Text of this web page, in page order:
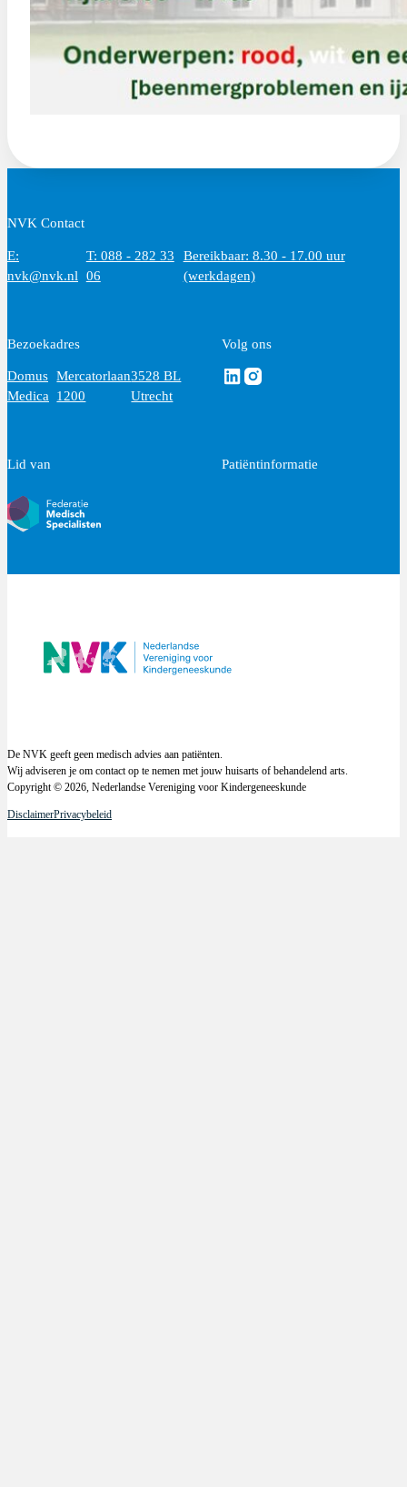
NVK Contact
E:
nvk@nvk.nl
T: 088 - 282 33
06
Bereikbaar: 8.30 - 17.00 uur
(werkdagen)
Bezoekadres
Domus
Medica
Mercatorlaan
1200
3528 BL
Utrecht
Volg ons
Volg ons via Linkedin
Volg ons via Instagram
Lid van Patiëntinformatie
De NVK geeft geen medisch advies aan patiënten.
Wij adviseren je om contact op te nemen met jouw huisarts of behandelend arts.
Copyright © 2026, Nederlandse Vereniging voor Kindergeneeskunde
DisclaimerPrivacybeleid